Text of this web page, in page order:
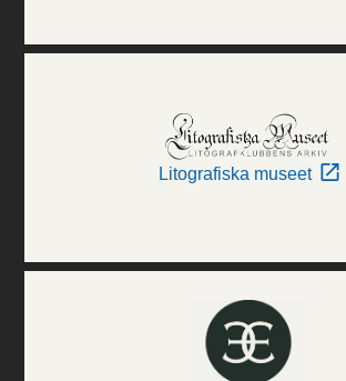
Litografiska museet